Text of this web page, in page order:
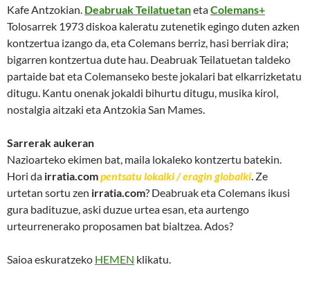
Kafe Antzokian. Deabruak TeilatuetanetaColemans+
Tolosarrek 1973 diskoa kaleratu zutenetik egingo duten azken
kontzertua izango da, eta Colemans berriz, hasi berriak dira;
bigarren kontzertua dute hau. Deabruak Teilatuetan taldeko
partaide bat eta Colemanseko beste jokalari bat elkarrizketatu
ditugu. Kantu onenak jokaldi bihurtu ditugu, musika kirol,
nostalgia aitzaki eta Antzokia San Mames.
Sarrerak aukeran
Nazioarteko ekimen bat, maila lokaleko kontzertu batekin.
Hori da irratia.compentsatu lokalki / eragin globalki. Ze
urtetan sortu zen irratia.com? Deabruak eta Colemans ikusi
gura badituzue, aski duzue urtea esan, eta aurtengo
urteurrenerako proposamen bat bialtzea. Ados?
Saioa eskuratzeko HEMEN klikatu.